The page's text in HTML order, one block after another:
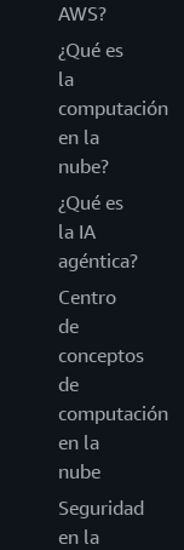
AWS?
¿Qué es
la
computación
en la
nube?
¿Qué es
la IA
agéntica?
Centro
de
conceptos
de
computación
en la
nube
Seguridad
en la